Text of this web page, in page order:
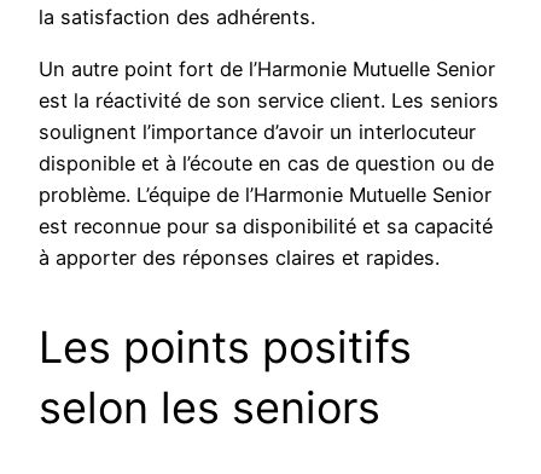
la satisfaction des adhérents.
Un autre point fort de l’Harmonie Mutuelle Senior
est la réactivité de son service client. Les seniors
soulignent l’importance d’avoir un interlocuteur
disponible et à l’écoute en cas de question ou de
problème. L’équipe de l’Harmonie Mutuelle Senior
est reconnue pour sa disponibilité et sa capacité
à apporter des réponses claires et rapides.
Les points positifs
selon les seniors